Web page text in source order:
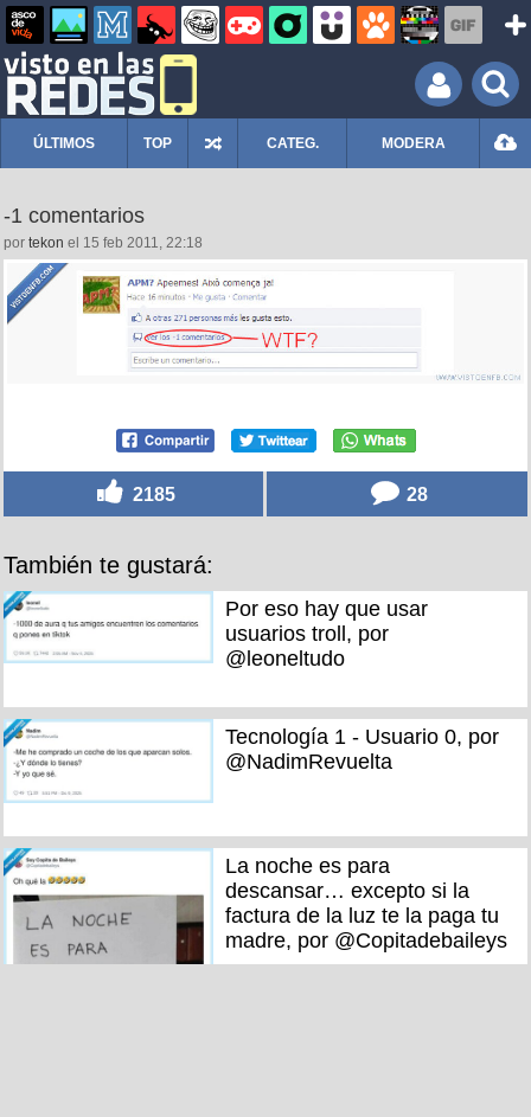
ÚLTIMOS TOP CATEG. MODERA
-1 comentarios
por tekon el 15 feb 2011, 22:18
2185 28
También te gustará:
Por eso hay que usar
usuarios troll, por
@leoneltudo
Tecnología 1 - Usuario 0, por
@NadimRevuelta
La noche es para
descansar… excepto si la
factura de la luz te la paga tu
madre, por @Copitadebaileys